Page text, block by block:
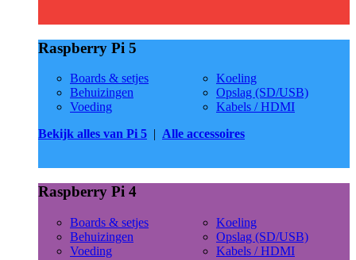
Raspberry Pi 5
Boards & setjes
Behuizingen
Voeding
Koeling
Opslag (SD/USB)
Kabels / HDMI
Bekijk alles van Pi 5 | Alle accessoires
Raspberry Pi 4
Boards & setjes
Behuizingen
Voeding
Koeling
Opslag (SD/USB)
Kabels / HDMI